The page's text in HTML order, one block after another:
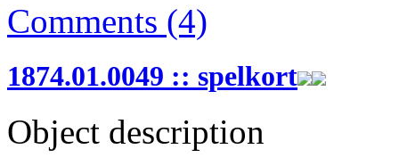
Comments (4)
1874.01.0049 :: spelkort
Object description